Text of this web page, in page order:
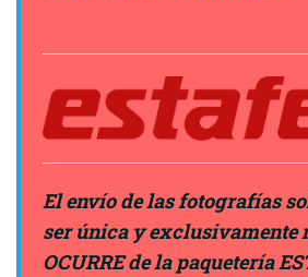
El envío de las fotografías
ser única y exclusivamente
OCURRE de la paquetería